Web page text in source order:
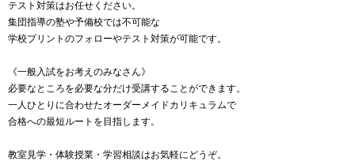
テスト対策はお任せください。
集団指導の塾や予備校では不可能な
学校プリントのフォローやテスト対策が可能です。
《一般入試をお考えのみなさん》
必要なところを必要な分だけ受講することができます。
一人ひとりに合わせたオーダーメイドカリキュラムで
合格への最短ルートを目指します。
教室見学・体験授業・学習相談はお気軽にどうぞ。